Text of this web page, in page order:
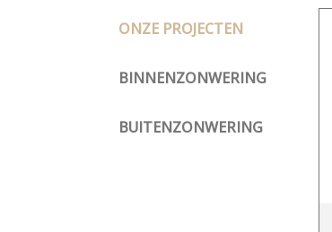
ONZE PROJECTEN
BINNENZONWERING
BUITENZONWERING